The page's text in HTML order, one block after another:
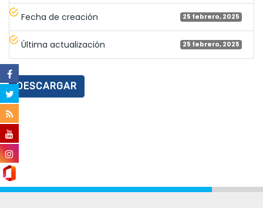
Fecha de creación 25 febrero, 2025
Última actualización 25 febrero, 2025
DESCARGAR